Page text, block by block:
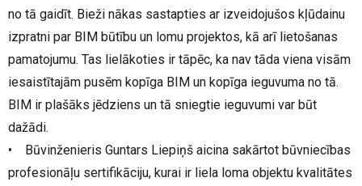
no tā gaidīt. Bieži nākas sastapties ar izveidojušos kļūdainu
izpratni par BIM būtību un lomu projektos, kā arī lietošanas
pamatojumu. Tas lielākoties ir tāpēc, ka nav tāda viena visām
iesaistītajām pusēm kopīga BIM un kopīga ieguvuma no tā.
BIM ir plašāks jēdziens un tā sniegtie ieguvumi var būt
dažādi.
• Būvinženieris Guntars Liepiņš aicina sakārtot būvniecības
profesionāļu sertifikāciju, kurai ir liela loma objektu kvalitātes